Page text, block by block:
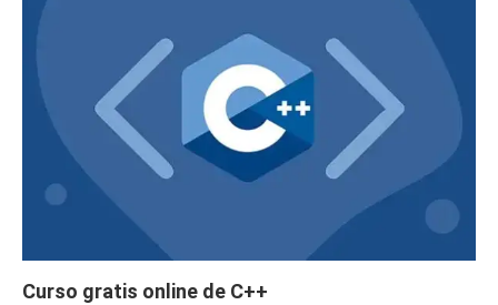
Curso gratis online de C++